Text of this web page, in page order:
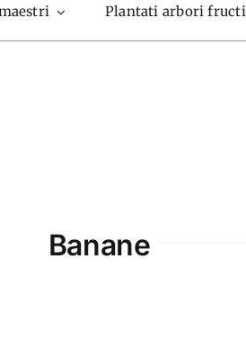
Plantati arbori
Banane